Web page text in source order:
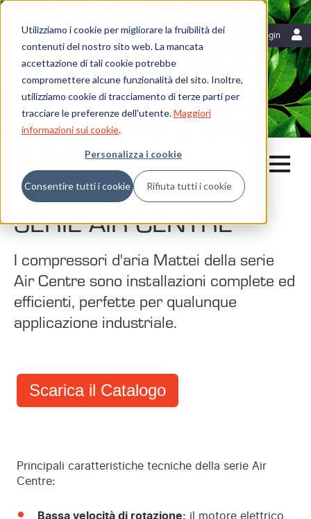
Utilizziamo i cookie per migliorare la fruibilità dei
contenuti del nostro sito web. La mancata
accettazione di tali cookie potrebbe
compromettere alcune funzionalità del sito. Inoltre,
utilizziamo cookie di tracciamento di terze parti per
tracciare le preferenze dell'utente.Maggiori
informazioni sui cookie.
Personalizza i cookie
Consentire tutti i cookie Rifiuta tutti i cookie
Login
Italiano
Risorse
Blog
Mattei News
Dicono di noi
Fiere ed eventi
Home Compressori Lubrificati Serie Air Centre
SERIE AIR CENTRE
I compressori d'aria Mattei della serie
Air Centre sono installazioni complete ed
efficienti, perfette per qualunque
applicazione industriale.
Scarica il Catalogo
Principali caratteristiche tecniche della serie Air
Centre:
Bassa velocità di rotazione: il motore elettrico,